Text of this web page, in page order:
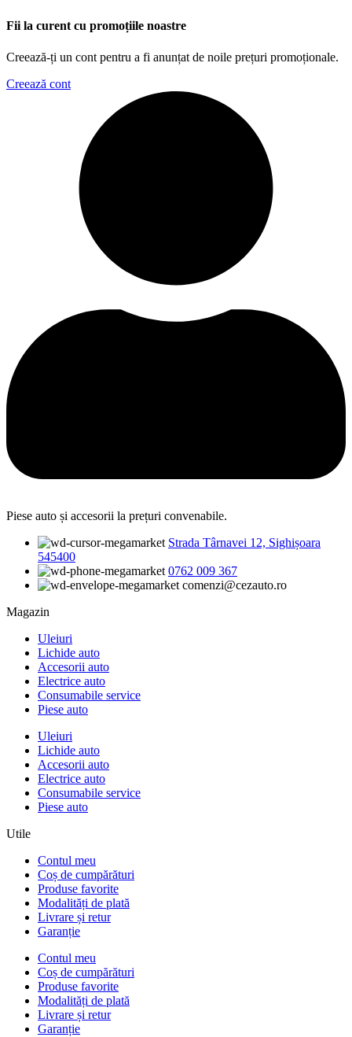
Fii la curent cu promoțiile noastre
Creează-ți un cont pentru a fi anunțat de noile prețuri promoționale.
Creează cont
Piese auto și accesorii la prețuri convenabile.
Strada Târnavei 12, Sighișoara
545400
0762 009 367
comenzi@cezauto.ro
Magazin
Uleiuri
Lichide auto
Accesorii auto
Electrice auto
Consumabile service
Piese auto
Uleiuri
Lichide auto
Accesorii auto
Electrice auto
Consumabile service
Piese auto
Utile
Contul meu
Coș de cumpărături
Produse favorite
Modalități de plată
Livrare și retur
Garanție
Contul meu
Coș de cumpărături
Produse favorite
Modalități de plată
Livrare și retur
Garanție